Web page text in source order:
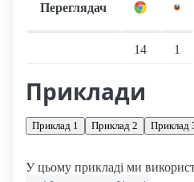
Переглядач
14 1
Приклади
Приклад 1 Приклад 2 Приклад
У цьому прикладі ми